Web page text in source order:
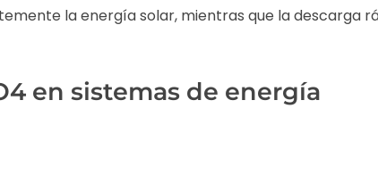
la energía solar, mientras que la descarga
en sistemas de energía